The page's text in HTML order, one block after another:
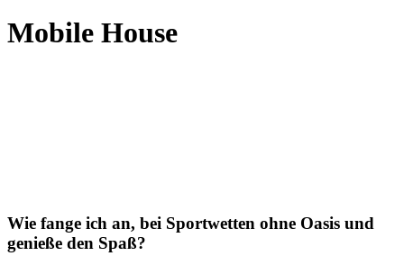
Mobile House
Wie fange ich an, bei Sportwetten ohne Oasis und
genieße den Spaß?